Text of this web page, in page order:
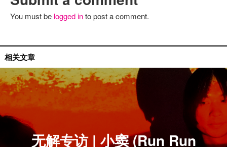
You must be logged into post a comment.
相关文章
无解专访 | 小窦 (Run Run
国内艺人